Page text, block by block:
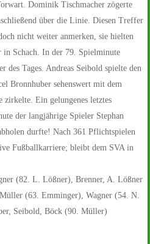
Dominik Tischmacher zögerte
über die Linie. Diesen Treffer
nicht weiter anmerken, sie hielten
in Schach. In der 79. Spielminute
des Tages. Andreas Seibold spielte den
Bronnhuber sehenswert mit dem
zirkelte. Ein gelungenes letztes
der langjährige Spieler Stephan
durfte! Nach 361 Pflichtspielen
Fußballkarriere; bleibt dem SVA in
(82. L. Lößner), Brenner, A. Lößner
(63. Emminger), Wagner (54. N.
Seibold, Böck (90. Müller)